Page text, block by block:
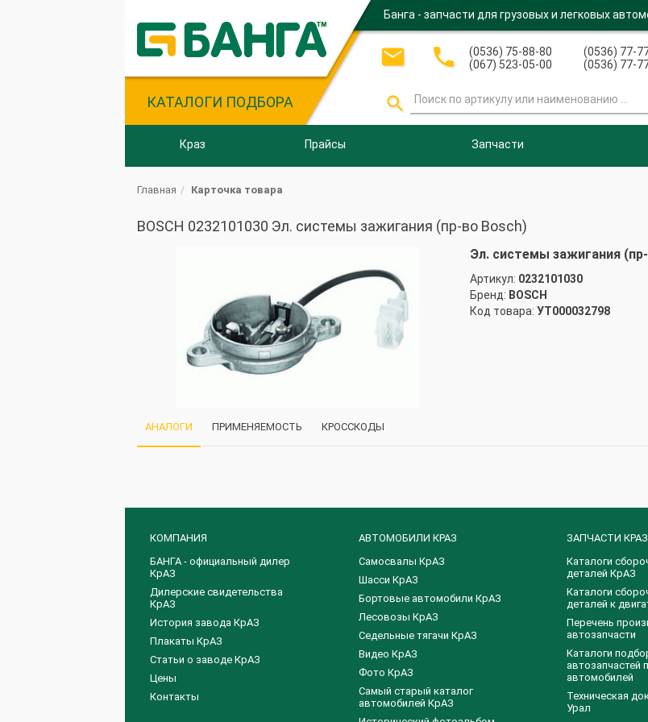
КАТАЛОГИ ПОДБОРА
Банга - запчасти для грузовых и легковых
 
(0536) 75-88-80
(067) 523-05-00
(0536) 77-
(0536) 77-

Краз Прайсы Запчасти
Главная Карточка товара
BOSCH 0232101030 Эл. системы зажигания (пр-во Bosch)
Эл. системы зажигания
Артикул: 0232101030
Бренд: BOSCH
Код товара: УТ000032798
АНАЛОГИ ПРИМЕНЯЕМОСТЬ КРОССКОДЫ
КОМПАНИЯ
БАНГА - официальный дилер
КрАЗ
Дилерские свидетельства
КрАЗ
История завода КрАЗ
Плакаты КрАЗ
Статьи о заводе КрАЗ
Цены
Контакты
АВТОМОБИЛИ КРАЗ
Самосвалы КрАЗ
Шасси КрАЗ
Бортовые автомобили КрАЗ
Лесовозы КрАЗ
Седельные тягачи КрАЗ
Видео КрАЗ
Фото КрАЗ
Самый старый каталог
автомобилей КрАЗ
ЗАПЧАСТИ КРАЗ
Каталоги
деталей КрАЗ
​Каталоги
деталей к
Перечень
автозапчасти
Каталоги
автозапчастей
автомобилей
Техническая
Урал